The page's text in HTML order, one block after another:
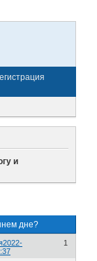
и
дне?
1
2022-